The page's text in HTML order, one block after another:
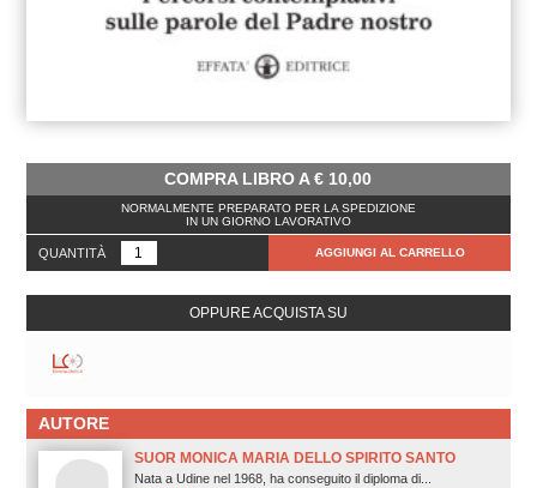
COMPRA LIBRO A€ 10,00
NORMALMENTE PREPARATO PER LA SPEDIZIONE
IN UN GIORNO LAVORATIVO
QUANTITÀ AGGIUNGI AL CARRELLO
OPPURE ACQUISTA SU
AUTORE
SUOR MONICA MARIA DELLO SPIRITO SANTO
Nata a Udine nel 1968, ha conseguito il diploma di...